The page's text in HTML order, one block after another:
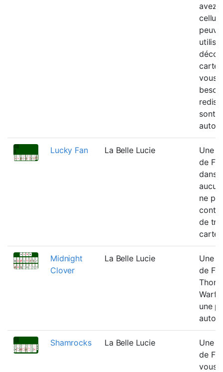
avez
vous
sont
Lucky Fan La Belle Lucie
Une
de
dans
ne
de
Midnight
Clover
La Belle Lucie
Une
de
une
Shamrocks La Belle Lucie
Une
de
vous